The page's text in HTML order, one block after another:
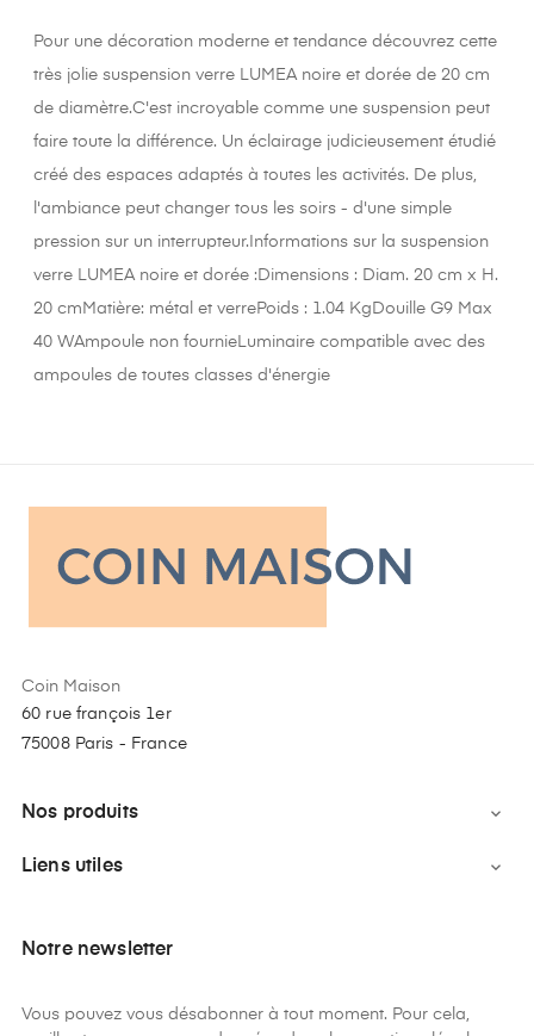
Pour une décoration moderne et tendance découvrez cette
très jolie suspension verre LUMEA noire et dorée de 20 cm
de diamètre.C'est incroyable comme une suspension peut
faire toute la différence. Un éclairage judicieusement étudié
créé des espaces adaptés à toutes les activités. De plus,
l'ambiance peut changer tous les soirs - d'une simple
pression sur un interrupteur.Informations sur la suspension
verre LUMEA noire et dorée :Dimensions : Diam. 20 cm x H.
20 cmMatière: métal et verrePoids : 1.04 KgDouille G9 Max
40 WAmpoule non fournieLuminaire compatible avec des
ampoules de toutes classes d'énergie
Coin Maison
60 rue françois 1er
75008 Paris - France
Nos produits 
Liens utiles 
Notre newsletter
Vous pouvez vous désabonner à tout moment. Pour cela,